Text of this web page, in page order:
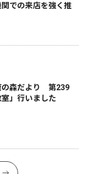
での来店を強く推
森だより 第239
」行いました